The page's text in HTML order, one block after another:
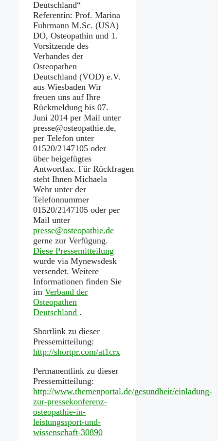
Deutschland“
Referentin: Prof. Marina
Fuhrmann M.Sc. (USA)
DO, Osteopathin und 1.
Vorsitzende des
Verbandes der
Osteopathen
Deutschland (VOD) e.V.
aus Wiesbaden Wir
freuen uns auf Ihre
Rückmeldung bis 07.
Juni 2014 per Mail unter
presse@osteopathie.de,
per Telefon unter
01520/2147105 oder
über beigefügtes
Antwortfax. Für Rückfragen
steht Ihnen Michaela
Wehr unter der
Telefonnummer
01520/2147105 oder per
Mail unter
presse@osteopathie.de
gerne zur Verfügung.
Diese Pressemitteilung
wurde via Mynewsdesk
versendet. Weitere
Informationen finden Sie
im Verband der
Osteopathen
Deutschland .
Shortlink zu dieser
Pressemitteilung:
http://shortpr.com/at1crx
Permanentlink zu dieser
Pressemitteilung:
http://www.themenportal.de/gesundheit/einladung-
zur-pressekonferenz-
osteopathie-in-
leistungssport-und-
wissenschaft-30890